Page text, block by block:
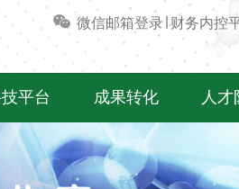
微信邮箱登录 ∣财务内控
平台 成果转化 人才